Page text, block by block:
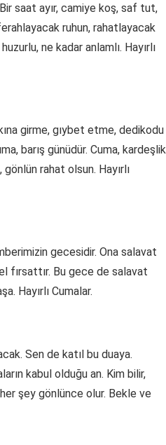
saat ayır, camiye koş, saf tut,
ruhun, rahatlayacak
ne kadar anlamlı. Hayırlı
girme, gıybet etme, dedikodu
barış günüdür. Cuma, kardeşlik
rahat olsun. Hayırlı
gecesidir. Ona salavat
fırsattır. Bu gece de salavat
Hayırlı Cumalar.
Sen de katıl bu duaya.
kabul olduğu an. Kim bilir,
şey gönlünce olur. Bekle ve